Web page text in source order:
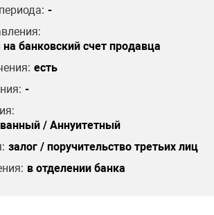
-
банковский счет продавца
есть
-
/ Аннуитетный
залог / поручительство третьих лиц
в отделении банка